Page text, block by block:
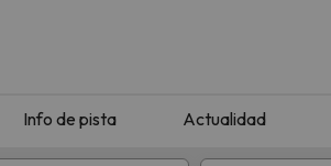
Info de pista Actualidad